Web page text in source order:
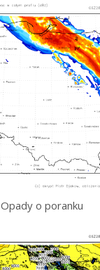
Opady o poranku